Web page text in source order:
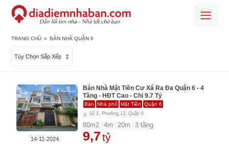
TRANG CHỦ » BÁN NHÀ QUẬN 6
Tùy Chọn Sắp Xếp
Bán Nhà Mặt Tiền Cư Xá Ra Đa Quận 6 - 4
Tầng - HĐT Cao - Chỉ 9.7 Tỷ
Bán Nhà phố Mặt Tiền Quận 6
Số 2, Phường.13, Quận 6
80m2 4m 20m 3 tầng
9,7tỷ
14-11-2024